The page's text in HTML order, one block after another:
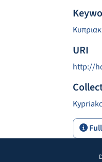
URI
http://